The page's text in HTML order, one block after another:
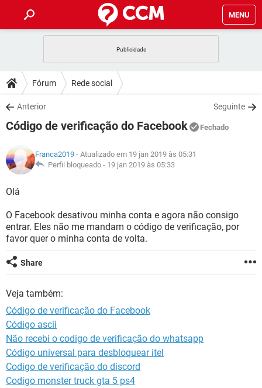
MENU
CELULAR
OUTLOOK
INSTAGRAM GMAIL
DICAS
JOGOS
INSTAGRAM GMAIL
GUIA DE COMPRAS
DOWNLOADS
JOGOS WHATSAPP
OUTLOOK EXCEL
INSTAGRAM
FÓRUM
JOGOS WHATSAPP
CELULAR
OUTLOOK
INSTAGRAM GMAIL
GUIA DE COMPRAS
GLOSSÁRIO
JOGOS
OUTLOOK EXCEL
INSTAGRAM
GUIA DE COMPRAS
Fórum Rede social
Anterior Seguinte
Código de verificação do Facebook Fechado
Franca2019 - Atualizado em 19 jan 2019 às 05:31
Perfil bloqueado - 19 jan 2019 às 05:33
Olá
O Facebook desativou minha conta e agora não consigo
entrar. Eles não me mandam o código de verificação, por
favor quer o minha conta de volta.
Share
Veja também:
Código de verificação do Facebook
Código ascii
Não recebi o codigo de verificação do whatsapp
Código universal para desbloquear itel
Codigo de verificação do discord
Codigo monster truck gta 5 ps4